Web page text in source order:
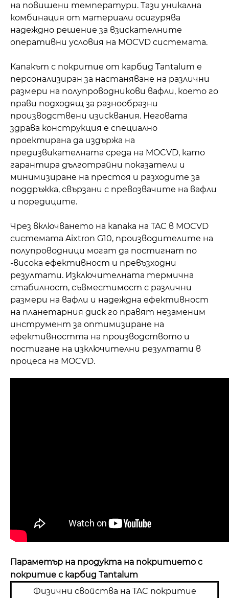
на повишени температури. Тази уникална
комбинация от материали осигурява
надеждно решение за взискателните
оперативни условия на MOCVD системата.
Капакът с покритие от карбид Tantalum е
персонализиран за настаняване на различни
размери на полупроводникови вафли, което го
прави подходящ за разнообразни
производствени изисквания. Неговата
здрава конструкция е специално
проектирана да издържа на
предизвикателната среда на MOCVD, като
гарантира дълготрайни показатели и
минимизиране на престоя и разходите за
поддръжка, свързани с превозвачите на вафли
и поредиците.
Чрез включването на капака на TAC в MOCVD
системата Aixtron G10, производителите на
полупроводници могат да постигнат по
-висока ефективност и превъзходни
резултати. Изключителната термична
стабилност, съвместимост с различни
размери на вафли и надеждна ефективност
на планетарния диск го правят незаменим
инструмент за оптимизиране на
ефективността на производството и
постигане на изключителни резултати в
процеса на MOCVD.
Параметър на продукта на покритието с
покритие с карбид Tantalum
Физични свойства на TAC покритие